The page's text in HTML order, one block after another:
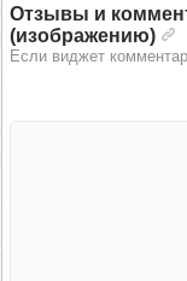
Отзывы и
(изображению)
Если виджет